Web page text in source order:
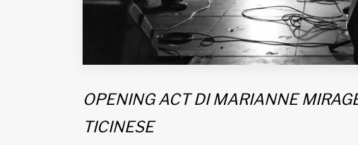
OPENING ACT DI MARIANNE
TICINESE